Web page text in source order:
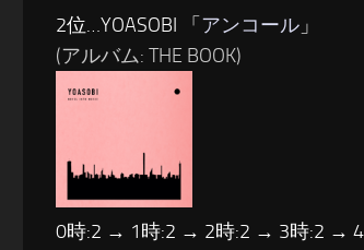
2位…YOASOBI 「 アンコール 」
(アルバム: THE BOOK)
0時:2 → 1時:2 → 2時:2 → 3時:2 →